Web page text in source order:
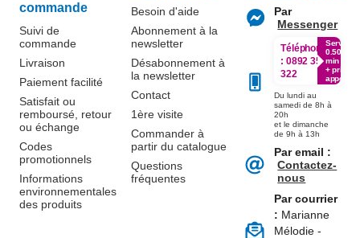
commande
Suivi de
commande
Livraison
Paiement facilité
Satisfait ou
remboursé, retour
ou échange
Codes
promotionnels
Informations
environnementales
des produits
Besoin d'aide
Abonnement à la
newsletter
Désabonnement à
la newsletter
Contact
1ère visite
Commander à
partir du catalogue
Questions
fréquentes
Par
Messenger
Téléphone
: 0892 350
322
Service
0.50€ /
min
+ prix
appel
Du lundi au
samedi de 8h à
20h
et le dimanche
de 9h à 13h
Par email :
Contactez-
nous
Par courrier
: Marianne
Mélodie -